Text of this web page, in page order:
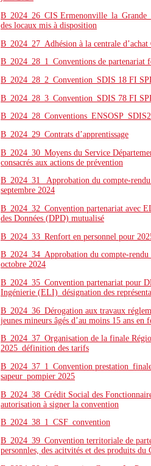
B_2024_26_CIS
des locaux mis à disposition
B_2024_27_Adhésion à la centrale
B_2024_28_1_Conventions de partenariat
B_2024_28_2_Convention_SDIS 18 FI
B_2024_28_3_Convention_SDIS 78 FI
B_2024_29_Contrats d’apprentissage
B_2024_30_Moyens du Service
consacrés aux actions de prévention
B_2024_31_ Approbation du compte-
septembre 2024
B_2024_32_Convention partenariat avec
des Données (DPD) mutualisé
B_2024_33_Renfort en personnel pour
B_2024_34_Approbation du compte-
octobre 2024
B_2024_35_Convention partenariat pour
Ingénierie (ELI)_désignation des
B_2024_36_Dérogation aux travaux
jeunes mineurs âgés d’au moins 15 ans
B_2024_37_Organisation de la finale
2025_définition des tarifs
B_2024_37_1_Convention
sapeur_pompier 2025
B_2024_38_Crédit Social des
autorisation à signer la convention
B_2024_38_1_CSF_convention
B_2024_39_Convention territoriale de
personnles, des acitvités et des produits du